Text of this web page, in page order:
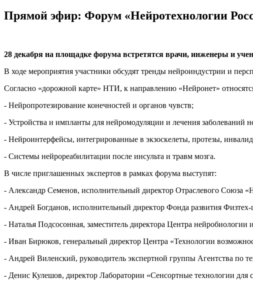
Прямой эфир: Форум «Нейротехнологии
28 декабря на площадке форума встретятся врачи, инженеры и
В ходе мероприятия участники обсудят тренды нейроиндустрии и
Согласно «дорожной карте» НТИ, к направлению «Нейронет»
- Нейропротезирование конечностей и органов чувств;
- Устройства и импланты для нейромодуляции и лечения заболеваний
- Нейроинтерфейсы, интегрированные в экзоскелеты, протезы,
- Системы нейрореабилитации после инсульта и травм мозга.
В числе приглашенных экспертов в рамках форума выступят:
- Александр Семенов, исполнительный директор Отраслевого Союза
- Андрей Богданов, исполнительный директор Фонда развития
- Наталья Подсосонная, заместитель директора Центра
- Иван Бирюков, генеральный директор Центра «Технологии
- Андрей Виленский, руководитель экспертной группы Агентства по
- Денис Кулешов, директор Лаборатории «Сенсортные технологии для